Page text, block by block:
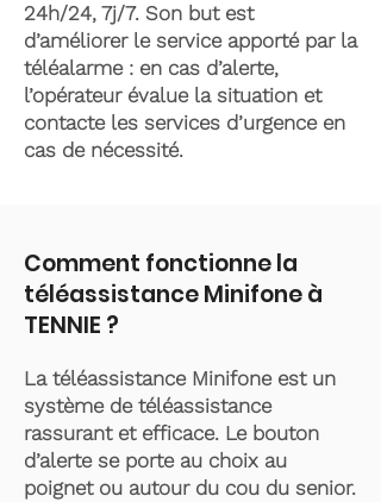
24h/24, 7j/7. Son but est
d’améliorer le service apporté par la
téléalarme : en cas d’alerte,
l’opérateur évalue la situation et
contacte les services d’urgence en
cas de nécessité.
Comment fonctionne la
téléassistance Minifone à
TENNIE ?
La téléassistance Minifone est un
système de téléassistance
rassurant et efficace. Le bouton
d’alerte se porte au choix au
poignet ou autour du cou du senior.